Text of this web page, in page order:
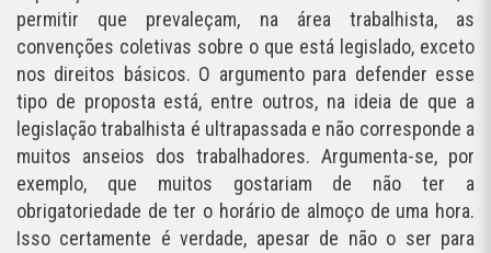
permitir que prevaleçam, na área trabalhista, as
convenções coletivas sobre o que está legislado, exceto
nos direitos básicos. O argumento para defender esse
tipo de proposta está, entre outros, na ideia de que a
legislação trabalhista é ultrapassada e não corresponde a
muitos anseios dos trabalhadores. Argumenta-se, por
exemplo, que muitos gostariam de não ter a
obrigatoriedade de ter o horário de almoço de uma hora.
Isso certamente é verdade, apesar de não o ser para